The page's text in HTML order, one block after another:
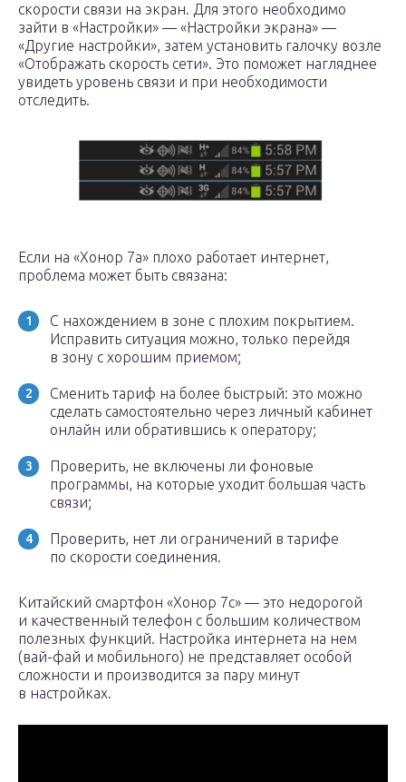
скорости связи на экран. Для этого необходимо
зайти в «Настройки» — «Настройки экрана» —
«Другие настройки», затем установить галочку возле
«Отображать скорость сети». Это поможет нагляднее
увидеть уровень связи и при необходимости
отследить.
Если на «Хонор 7а» плохо работает интернет,
проблема может быть связана:
С нахождением в зоне с плохим покрытием.
Исправить ситуация можно, только перейдя
в зону с хорошим приемом;
Сменить тариф на более быстрый: это можно
сделать самостоятельно через личный кабинет
онлайн или обратившись к оператору;
Проверить, не включены ли фоновые
программы, на которые уходит большая часть
связи;
Проверить, нет ли ограничений в тарифе
по скорости соединения.
Китайский смартфон «Хонор 7с» — это недорогой
и качественный телефон с большим количеством
полезных функций. Настройка интернета на нем
(вай-фай и мобильного) не представляет особой
сложности и производится за пару минут
в настройках.